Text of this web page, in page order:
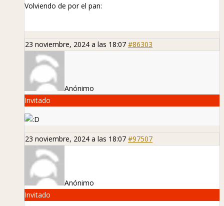
Volviendo de por el pan:
23 noviembre, 2024 a las 18:07 #86303
Anónimo
Invitado
23 noviembre, 2024 a las 18:07 #97507
Anónimo
Invitado